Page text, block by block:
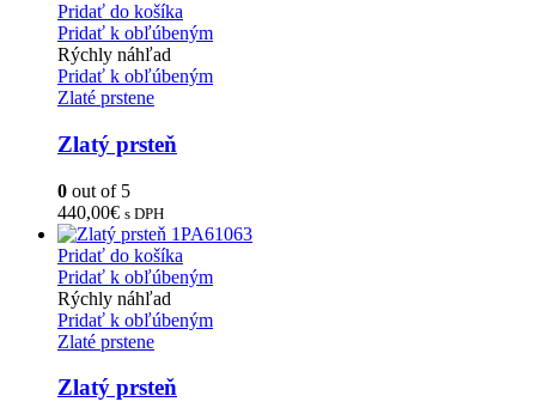
Pridať do košíka
Pridať k obľúbeným
Rýchly náhľad
Pridať k obľúbeným
Zlaté prstene
Zlatý prsteň
0 out of 5
440,00€ s DPH
Pridať do košíka
Pridať k obľúbeným
Rýchly náhľad
Pridať k obľúbeným
Zlaté prstene
Zlatý prsteň